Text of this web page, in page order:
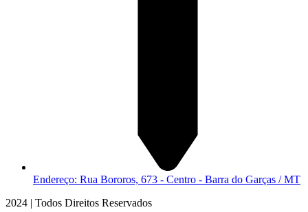
Endereço: Rua Bororos, 673 - Centro - Barra do Garças / MT
2024 | Todos Direitos Reservados